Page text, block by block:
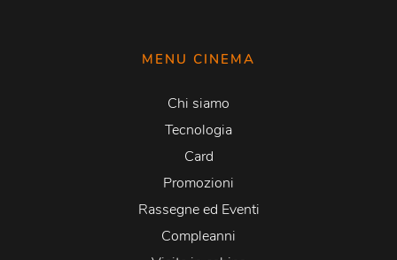
MENU CINEMA
Chi siamo
Tecnologia
Card
Promozioni
Rassegne ed Eventi
Compleanni